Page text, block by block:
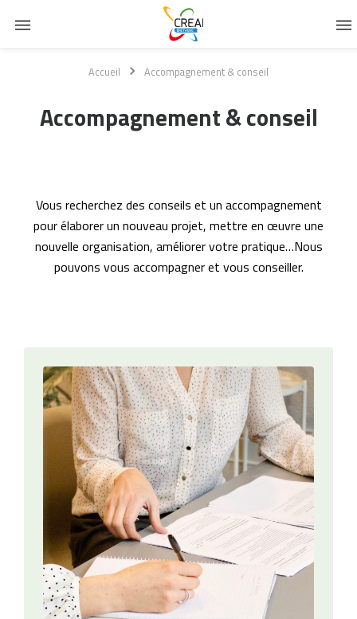
navigation
principal
Accueil Accompagnement & conseil
Accompagnement & conseil
Vous recherchez des conseils et un accompagnement
pour élaborer un nouveau projet, mettre en œuvre une
nouvelle organisation, améliorer votre pratique…Nous
pouvons vous accompagner et vous conseiller.